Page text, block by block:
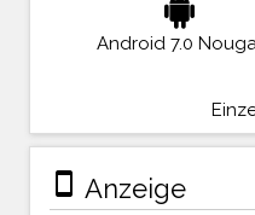
Android 7.0
stay_primary_portrait Anzeige